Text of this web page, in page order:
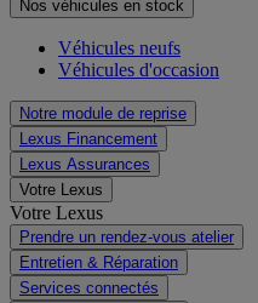
Nos véhicules en stock
Véhicules neufs
Véhicules d'occasion
Notre module de reprise
Lexus Financement
Lexus Assurances
Votre Lexus
Votre Lexus
Prendre un rendez-vous atelier
Entretien & Réparation
Services connectés